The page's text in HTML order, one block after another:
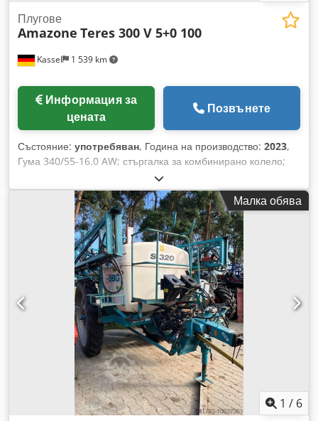
Kassel 1 539 km
Плугове
Amazone Teres 300 V 5+0 100
Информация за
цената
Позвънете
Състояние: употребяван, Година на производство: 2023,
Гума 340/55-16.0 AW; стъргалка за комбинирано колело;
централизирано регулиране на налягането за
освобождаване; плужен корпус STU 40; острието на плуга
430; HD върхова резец; назъбен дисков нож D 500, 1 брой /
назъбен; подготовка за осветление / Credpfx Aet Eay Esb
Малка обява
1 / 6